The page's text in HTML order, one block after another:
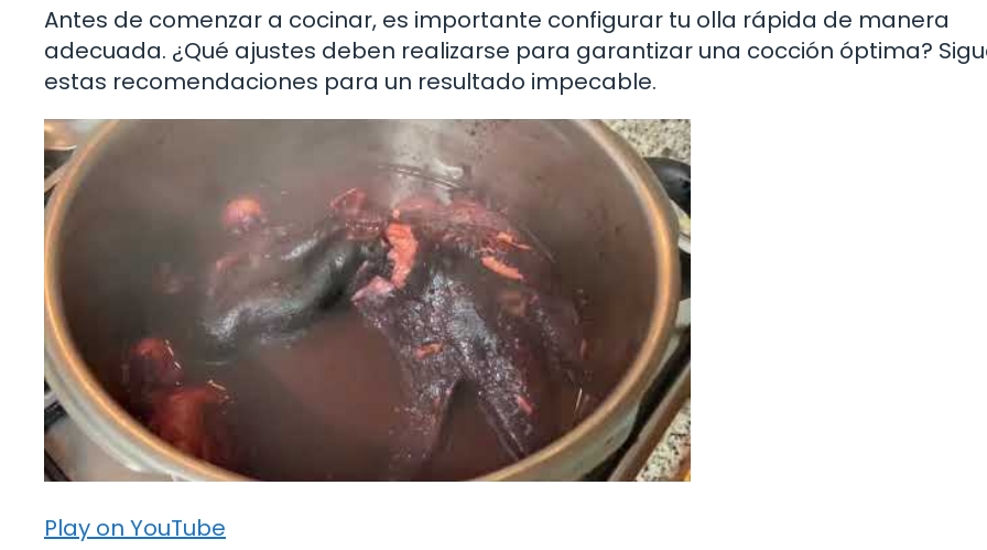
Antes de comenzar a cocinar, es importante configurar tu olla rápida de manera
adecuada. ¿Qué ajustes deben realizarse para garantizar una cocción óptima?
estas recomendaciones para un resultado impecable.
Play on YouTube